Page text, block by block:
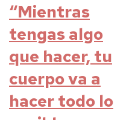
“Mientras
tengas algo
que hacer, tu
cuerpo va a
hacer todo lo